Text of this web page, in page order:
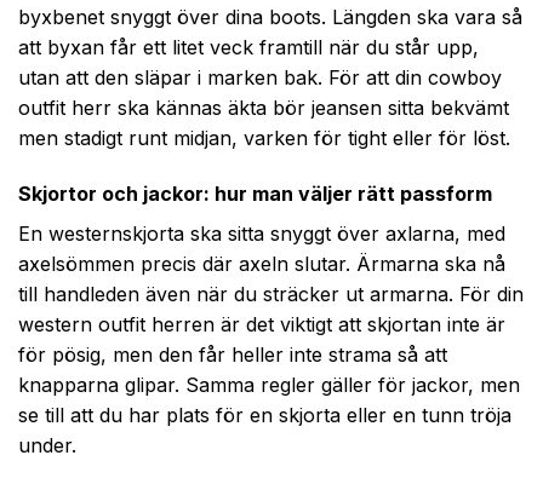
byxbenet snyggt över dina boots. Längden ska vara så
att byxan får ett litet veck framtill när du står upp,
utan att den släpar i marken bak. För att din cowboy
outfit herr ska kännas äkta bör jeansen sitta bekvämt
men stadigt runt midjan, varken för tight eller för löst.
Skjortor och jackor: hur man väljer rätt passform
En westernskjorta ska sitta snyggt över axlarna, med
axelsömmen precis där axeln slutar. Ärmarna ska nå
till handleden även när du sträcker ut armarna. För din
western outfit herren är det viktigt att skjortan inte är
för pösig, men den får heller inte strama så att
knapparna glipar. Samma regler gäller för jackor, men
se till att du har plats för en skjorta eller en tunn tröja
under.